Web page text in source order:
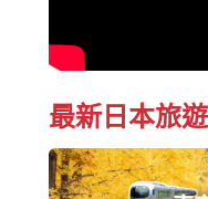
最新日本旅